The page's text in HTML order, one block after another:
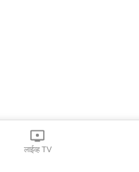
लाईव्ह TV